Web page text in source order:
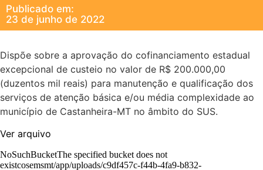
Publicado em:
23 de junho de 2022
Dispõe sobre a aprovação do cofinanciamento estadual
excepcional de custeio no valor de R$ 200.000,00
(duzentos mil reais) para manutenção e qualificação dos
serviços de atenção básica e/ou média complexidade ao
município de Castanheira-MT no âmbito do SUS.
Ver arquivo